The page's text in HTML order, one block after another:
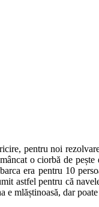
pentru noi
o ciorbă de
era pentru 10
astfel pentru că
e mlăștinoasă, dar